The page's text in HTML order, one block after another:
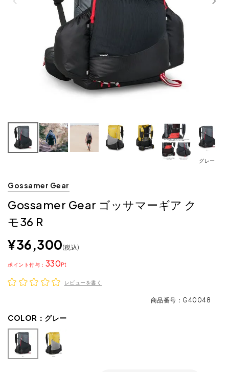
グレー
Gossamer Gear
Gossamer Gear ゴッサマーギア ク
モ36 R
¥36,300 税込
330
ポイント
レビューを書く
商品番号 G40048
COLOR： グレー